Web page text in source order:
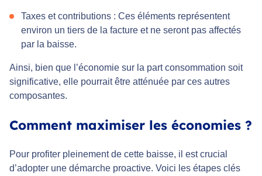
Taxes et contributions : Ces éléments représentent
environ un tiers de la facture et ne seront pas affectés
par la baisse.
Ainsi, bien que l’économie sur la part consommation soit
significative, elle pourrait être atténuée par ces autres
composantes.
Comment maximiser les économies ?
Pour profiter pleinement de cette baisse, il est crucial
d’adopter une démarche proactive. Voici les étapes clés